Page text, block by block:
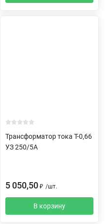
Трансформатор тока Т-0,66
УЗ 250/5А
5 050,50 ₽ /шт.
В корзину